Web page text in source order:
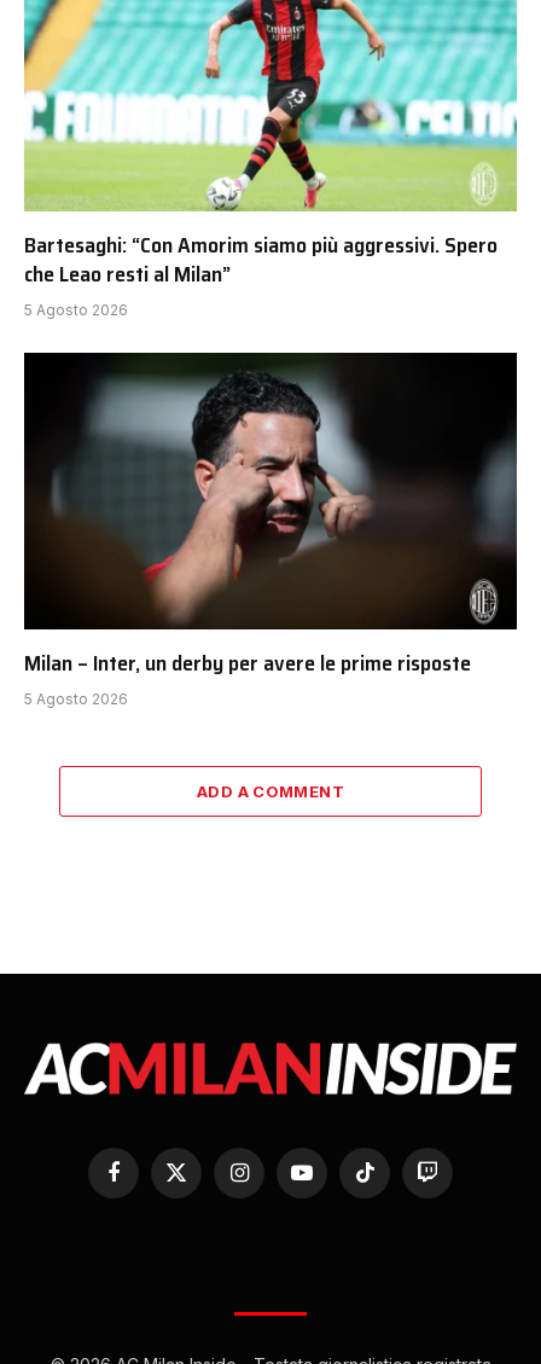
Bartesaghi: “Con Amorim siamo più aggressivi. Spero
che Leao resti al Milan”
5 Agosto 2026
Milan – Inter, un derby per avere le prime risposte
5 Agosto 2026
ADD A COMMENT
Facebook
X
(Twitter)
InstagramYouTubeTikTok Twitch